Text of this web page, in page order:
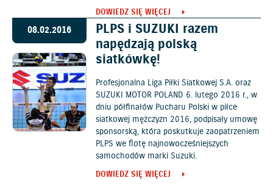
DOWIEDZ SIĘ WIĘCEJ
08.02.2016
PLPS i SUZUKI razem
napędzają polską
siatkówkę!
Profesjonalna Liga Piłki Siatkowej S.A. oraz
SUZUKI MOTOR POLAND 6. lutego 2016 r., w
dniu półfinałów Pucharu Polski w piłce
siatkowej mężczyzn 2016, podpisały umowę
sponsorską, która poskutkuje zaopatrzeniem
PLPS we flotę najnowocześniejszych
samochodów marki Suzuki.
DOWIEDZ SIĘ WIĘCEJ